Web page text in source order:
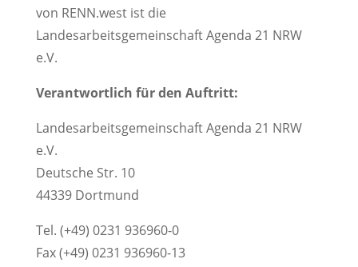
von RENN.west ist die
Landesarbeitsgemeinschaft Agenda 21 NRW
e.V.
Verantwortlich für den Auftritt:
Landesarbeitsgemeinschaft Agenda 21 NRW
e.V.
Deutsche Str. 10
44339 Dortmund
Tel. (+49) 0231 936960-0
Fax (+49) 0231 936960-13